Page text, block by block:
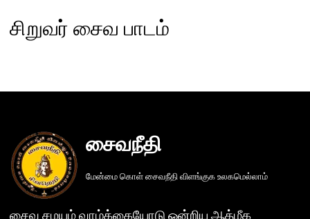
சிறுவர் சைவ பாடம்
சைவநீதி
மேன்மை கொள் சைவநீதி விளங்குக உலகமெல்லாம்
சைவ சமயம் வாழ்க்கையோடு ஒன்றிய ஆத்மீக